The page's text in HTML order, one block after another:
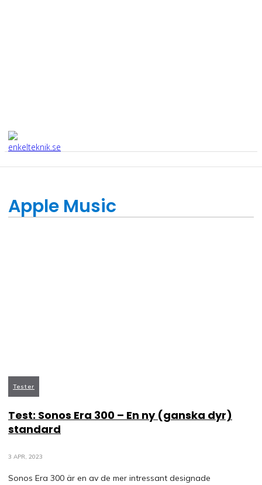
Apple Music
Tester
Test: Sonos Era 300 – En ny (ganska dyr)
standard
3 APR, 2023
Sonos Era 300 är en av de mer intressant designade